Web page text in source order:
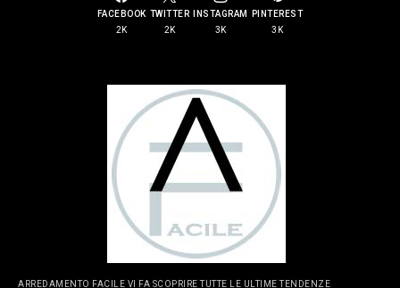
FACEBOOK
2K
TWITTER
2K
INSTAGRAM
3K
PINTEREST
3K
ARREDAMENTO FACILE VI FA SCOPRIRE TUTTE LE ULTIME TENDENZE